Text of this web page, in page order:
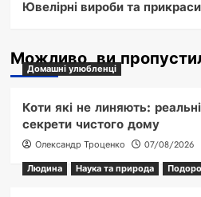
Ювелірні вироби та прикраси
Можливо, ви
Домашні улюбленці
Коти які не линяють:
секрети чистого дому
Олександр Троценко
07/08/2026
Людина
Наука та природа